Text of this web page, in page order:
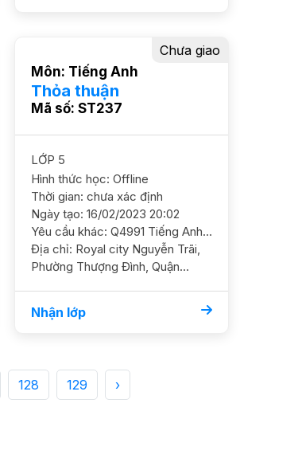
Môn: Tiếng Anh
Thỏa thuận
Mã số: ST237
Chưa giao
LỚP 5
Hình thức học: Offline
Thời gian: chưa xác định
Ngày tạo: 16/02/2023 20:02
Yêu cầu khác: Q4991 Tiếng Anh 5 + 8 / Học trường Tư/ HL Khá. Cần GS củng cố kiến thức ngữ pháp cơ bản trên lớp. ĐC Royal city. YC GS nữ, có thể tách GS. Học phí 150 - 180k/b/2h. Lịch trống tối thứ 2-4-5-6 và sáng thứ 7
Địa chỉ: Royal city Nguyễn Trãi,
Phường Thượng Đình, Quận
Nhận lớp
128 129 ›